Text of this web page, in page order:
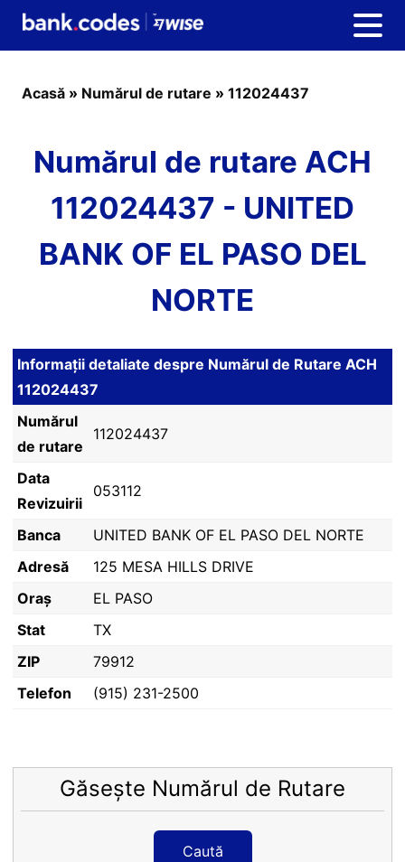
Acasă » Numărul de rutare » 112024437
Numărul de rutare ACH
112024437 - UNITED
BANK OF EL PASO DEL
NORTE
Informații detaliate despre Numărul de Rutare ACH
112024437
Numărul
de rutare
112024437
Data
Revizuirii
053112
Banca
UNITED BANK OF EL PASO DEL NORTE
Adresă
125 MESA HILLS DRIVE
Oraș
EL PASO
Stat
TX
ZIP
79912
Telefon
(915) 231-2500
Găsește Numărul de Rutare
Caută